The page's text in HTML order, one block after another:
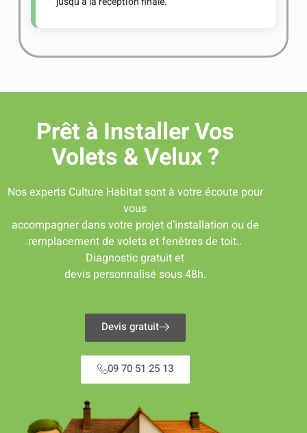
Prêt à Installer Vos
Volets & Velux ?
Nos experts Culture Habitat sont à votre écoute pour
vous
accompagner dans votre projet d’installation ou de
remplacement de volets et fenêtres de toit..
Diagnostic gratuit et
devis personnalisé sous 48h.
Devis gratuit
09 70 51 25 13